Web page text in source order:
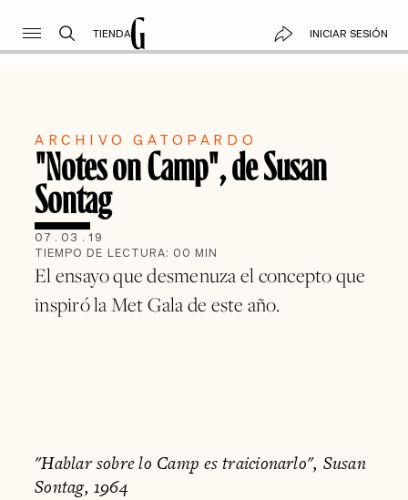
TIENDA INICIAR SESIÓN
ARCHIVO GATOPARDO
"Notes on Camp", de Susan
Sontag
07 . 03 . 19
TIEMPO DE LECTURA: 00 MIN
El ensayo que desmenuza el concepto que
inspiró la Met Gala de este año.
"Hablar sobre lo Camp es traicionarlo", Susan
Sontag, 1964